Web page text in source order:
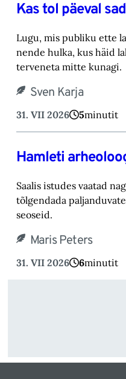
Kas tol päeval
Lugu, mis publiku ette
nende hulka, kus häid
terveneta mitte kunagi.
Sven Karja
31. VII 2026 5minutit
Hamleti
Saalis istudes vaatad
tõlgendada
seoseid.
Maris Peters
31. VII 2026 6minutit